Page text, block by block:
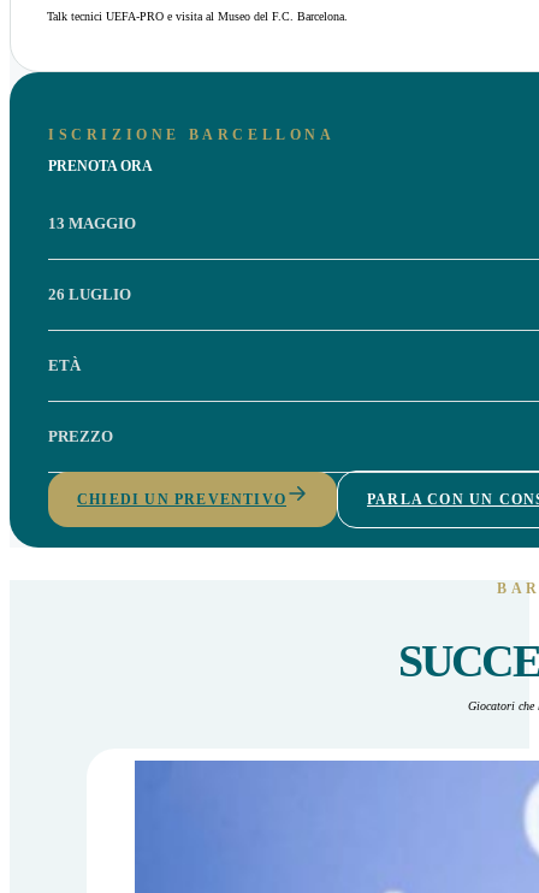
Talk tecnici UEFA-PRO e visita al Museo del F.C. Barcelona.
ISCRIZIONE BARCELLONA
PRENOTA ORA
13 MAGGIO
26 LUGLIO
ETÀ
PREZZO
CHIEDI UN PREVENTIVO PARLA CON UN
Giocatori